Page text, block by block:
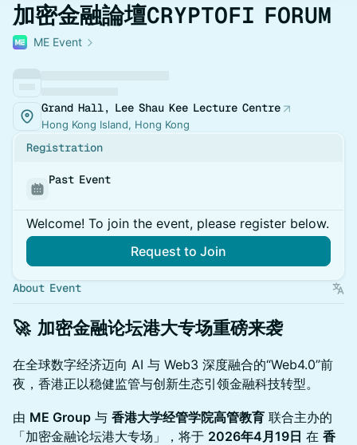
加密金融論壇CRYPTOFI FORUM
ME Event
Grand Hall, Lee Shau Kee Lecture Centre
Hong Kong Island, Hong Kong
Registration
Past Event
Welcome! To join the event, please register below.
Request to Join
About Event
🚀 加密金融论坛港大专场重磅来袭
在全球数字经济迈向 AI 与 Web3 深度融合的“Web4.0”前
夜，香港正以稳健监管与创新生态引领金融科技转型。
由 ME Group 与 香港大学经管学院高管教育 联合主办的
「加密金融论坛港大专场」，将于 2026年4月19日 在 香